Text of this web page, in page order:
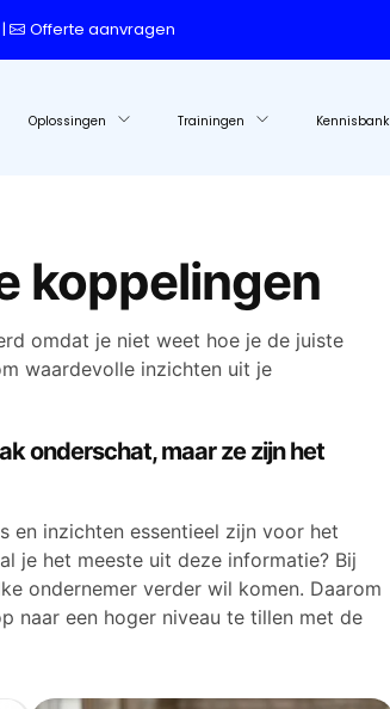
| Offerte aanvragen
Oplossingen Trainingen Kennisbank
koppelingen
omdat je niet weet hoe je de juiste
waardevolle inzichten uit je
onderschat, maar ze zijn het
en inzichten essentieel zijn voor het
je het meeste uit deze informatie? Bij
ondernemer verder wil komen. Daarom
naar een hoger niveau te tillen met de